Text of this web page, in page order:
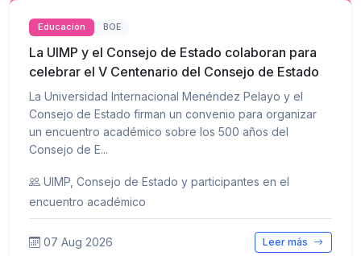
Educación BOE
La UIMP y el Consejo de Estado colaboran para
celebrar el V Centenario del Consejo de Estado
La Universidad Internacional Menéndez Pelayo y el
Consejo de Estado firman un convenio para organizar
un encuentro académico sobre los 500 años del
Consejo de E...
UIMP, Consejo de Estado y participantes en el
encuentro académico
07 Aug 2026 Leer más